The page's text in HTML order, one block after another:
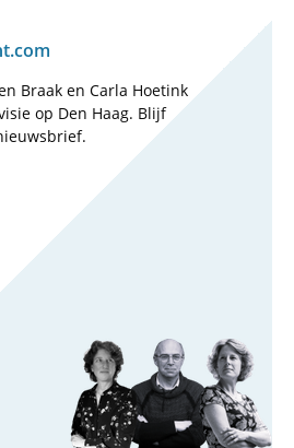
Braak en Carla Hoetink
op Den Haag. Blijf